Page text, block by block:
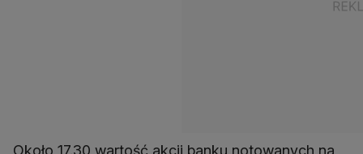
Około 17.30 wartość akcji banku notowanych na